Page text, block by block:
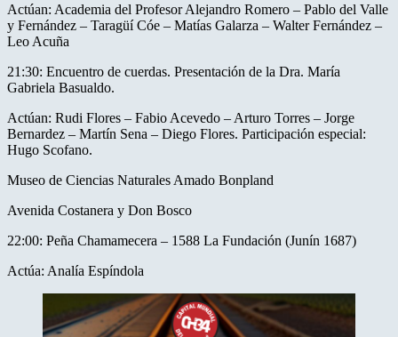
Actúan: Academia del Profesor Alejandro Romero – Pablo del Valle
y Fernández – Taragüí Cóe – Matías Galarza – Walter Fernández –
Leo Acuña
21:30: Encuentro de cuerdas. Presentación de la Dra. María
Gabriela Basualdo.
Actúan: Rudi Flores – Fabio Acevedo – Arturo Torres – Jorge
Bernardez – Martín Sena – Diego Flores. Participación especial:
Hugo Scofano.
Museo de Ciencias Naturales Amado Bonpland
Avenida Costanera y Don Bosco
22:00: Peña Chamamecera – 1588 La Fundación (Junín 1687)
Actúa: Analía Espíndola